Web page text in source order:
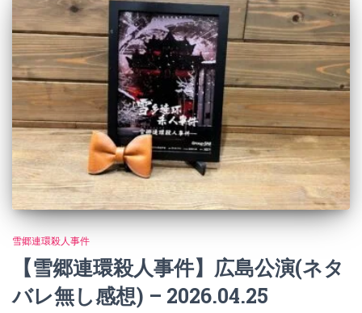
雪郷連環殺人事件
【雪郷連環殺人事件】広島公演(ネタ
バレ無し感想) – 2026.04.25